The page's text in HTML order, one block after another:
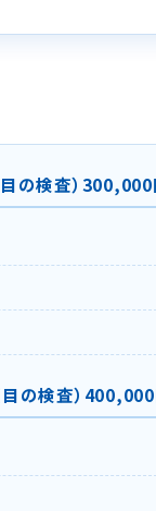
目の検査）
目の検査）